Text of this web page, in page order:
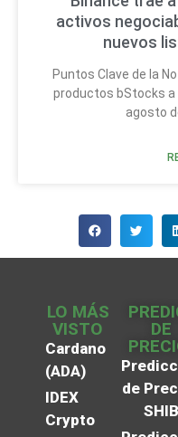
activos
nuevos
Puntos Clave de la
productos bStocks a
agosto
LO MÁS
VISTO
Cardano
(ADA)
IDEX
Crypto
DE
de
SHIB